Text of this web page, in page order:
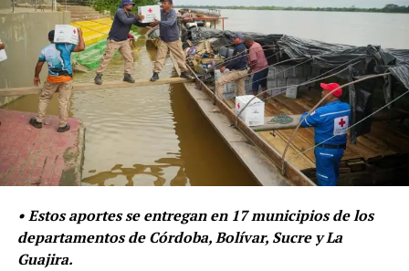
La contratación de asistencia técnica integral permite
brindar la asesoría directamente en los lugares donde se
ejecutarán las obras, posibilitando optimizar la
implantación y ejecución del proyecto con criterios de
tiempos cortos, equidad, transparencia, calidad y
eficiencia, conocimientos especializados, experiencia
específica en la materia, capacidad técnica,
administrativa y logística, entre otras.
En los próximos dos meses se busca realizar, a través de
FINDETER, la verificación documental producto de la
convocatoria realizada entre el 29 de julio y el 16 de
• Estos aportes se entregan en 17 municipios de los
departamentos de Córdoba, Bolívar, Sucre y La
Guajira.